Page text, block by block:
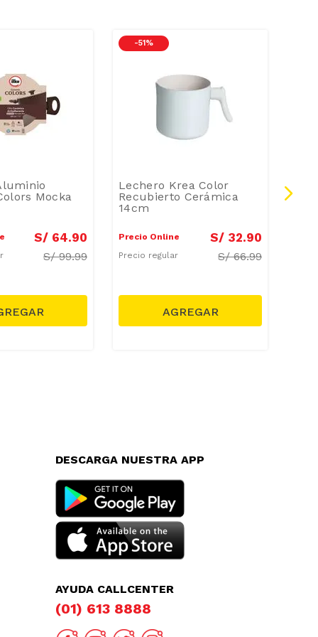
Mocka
S/ 64.90
S/99.99
-51 %
Lechero Krea Color
Recubierto Cerámica
14cm
Precio Online S/ 32.90
Precio regular S/66.99
DESCARGA NUESTRA APP
AYUDA CALLCENTER
(01) 613 8888